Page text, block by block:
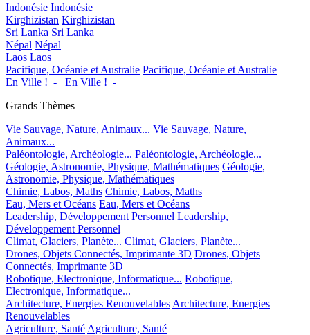
Indonésie Indonésie
Kirghizistan Kirghizistan
Sri Lanka Sri Lanka
Népal Népal
Laos Laos
Pacifique, Océanie et Australie Pacifique, Océanie et Australie
En Ville !_-_
En Ville !_-_
Grands Thèmes
Vie Sauvage, Nature, Animaux... Vie Sauvage, Nature,
Animaux...
Paléontologie, Archéologie... Paléontologie, Archéologie...
Géologie, Astronomie, Physique, Mathématiques Géologie,
Astronomie, Physique, Mathématiques
Chimie, Labos, Maths Chimie, Labos, Maths
Eau, Mers et Océans Eau, Mers et Océans
Leadership, Développement Personnel Leadership,
Développement Personnel
Climat, Glaciers, Planète... Climat, Glaciers, Planète...
Drones, Objets Connectés, Imprimante 3D Drones, Objets
Connectés, Imprimante 3D
Robotique, Electronique, Informatique... Robotique,
Electronique, Informatique...
Architecture, Energies Renouvelables Architecture, Energies
Renouvelables
Agriculture, Santé Agriculture, Santé